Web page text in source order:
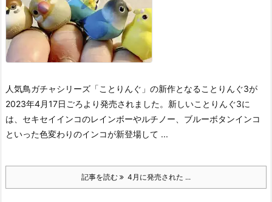
人気鳥ガチャシリーズ「ことりんぐ」の新作となることりんぐ3が
2023年4月17日ごろより発売されました。 新しいことりんぐ3に
は、セキセイインコのレインボーやルチノー、ブルーボタンインコ
といった色変わりのインコが新登場して ...
記事を読む 4月に発売された ...